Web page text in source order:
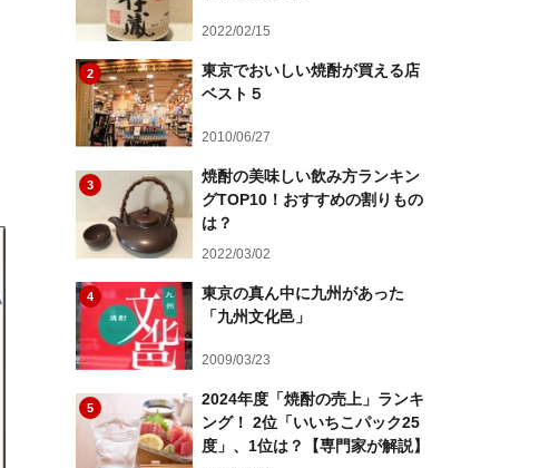
2022/02/15
2
東京でおいしい焼酎が買える店
ベスト５
2010/06/27
3
焼酎の美味しい飲み方ランキン
グTOP10！おすすめの割りもの
は？
2022/03/02
4
東京の真ん中に九州があった
「九州文化邑」
2009/03/23
5
2024年度「焼酎の売上」ランキ
ング！ 2位「いいちこパック25
度」、1位は？【専門家が解説】